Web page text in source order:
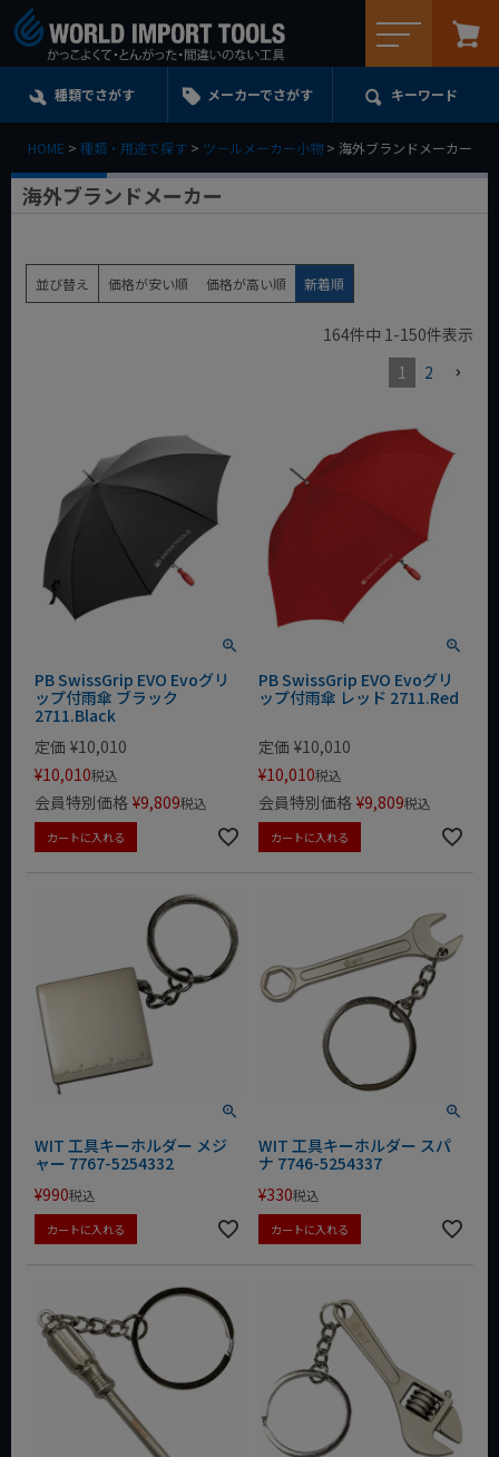
種類でさがす メーカーでさがす キーワード
HOME 種類・用途で探す ツ－ルメーカー小物 海外ブランドメーカー
海外ブランドメーカー
並び替え 価格が安い順 価格が高い順 新着順
164件中 1-150件表示
1
2
PB SwissGrip EVO Evoグリ
ップ付雨傘 ブラック
2711.Black
定価 ¥10,010
¥10,010税込
会員特別価格 ¥9,809税込
カートに入れる
PB SwissGrip EVO Evoグリ
ップ付雨傘 レッド 2711.Red
定価 ¥10,010
¥10,010税込
会員特別価格 ¥9,809税込
カートに入れる
WIT 工具キーホルダー メジ
ャー 7767-5254332
¥990税込
カートに入れる
WIT 工具キーホルダー スパ
ナ 7746-5254337
¥330税込
カートに入れる